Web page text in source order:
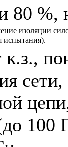
80 %,
изоляции
испытания).
к.з.,
100